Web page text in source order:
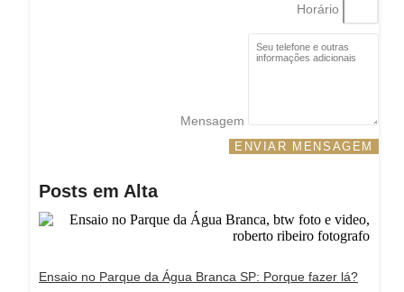
Horário
Mensagem
ENVIAR MENSAGEM
Posts em Alta
Ensaio no Parque da Água Branca SP: Porque fazer lá?